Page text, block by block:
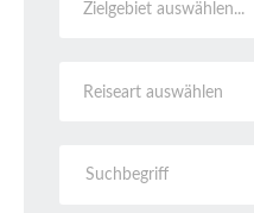
Zielgebiet auswählen...
Reiseart auswählen